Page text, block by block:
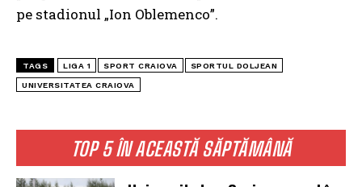
TOP 5 ÎN ACEASTĂ SĂPTĂMÂNĂ
pe stadionul „Ion Oblemenco”.
TAGS LIGA 1 SPORT CRAIOVA SPORTUL DOLJEAN
UNIVERSITATEA CRAIOVA